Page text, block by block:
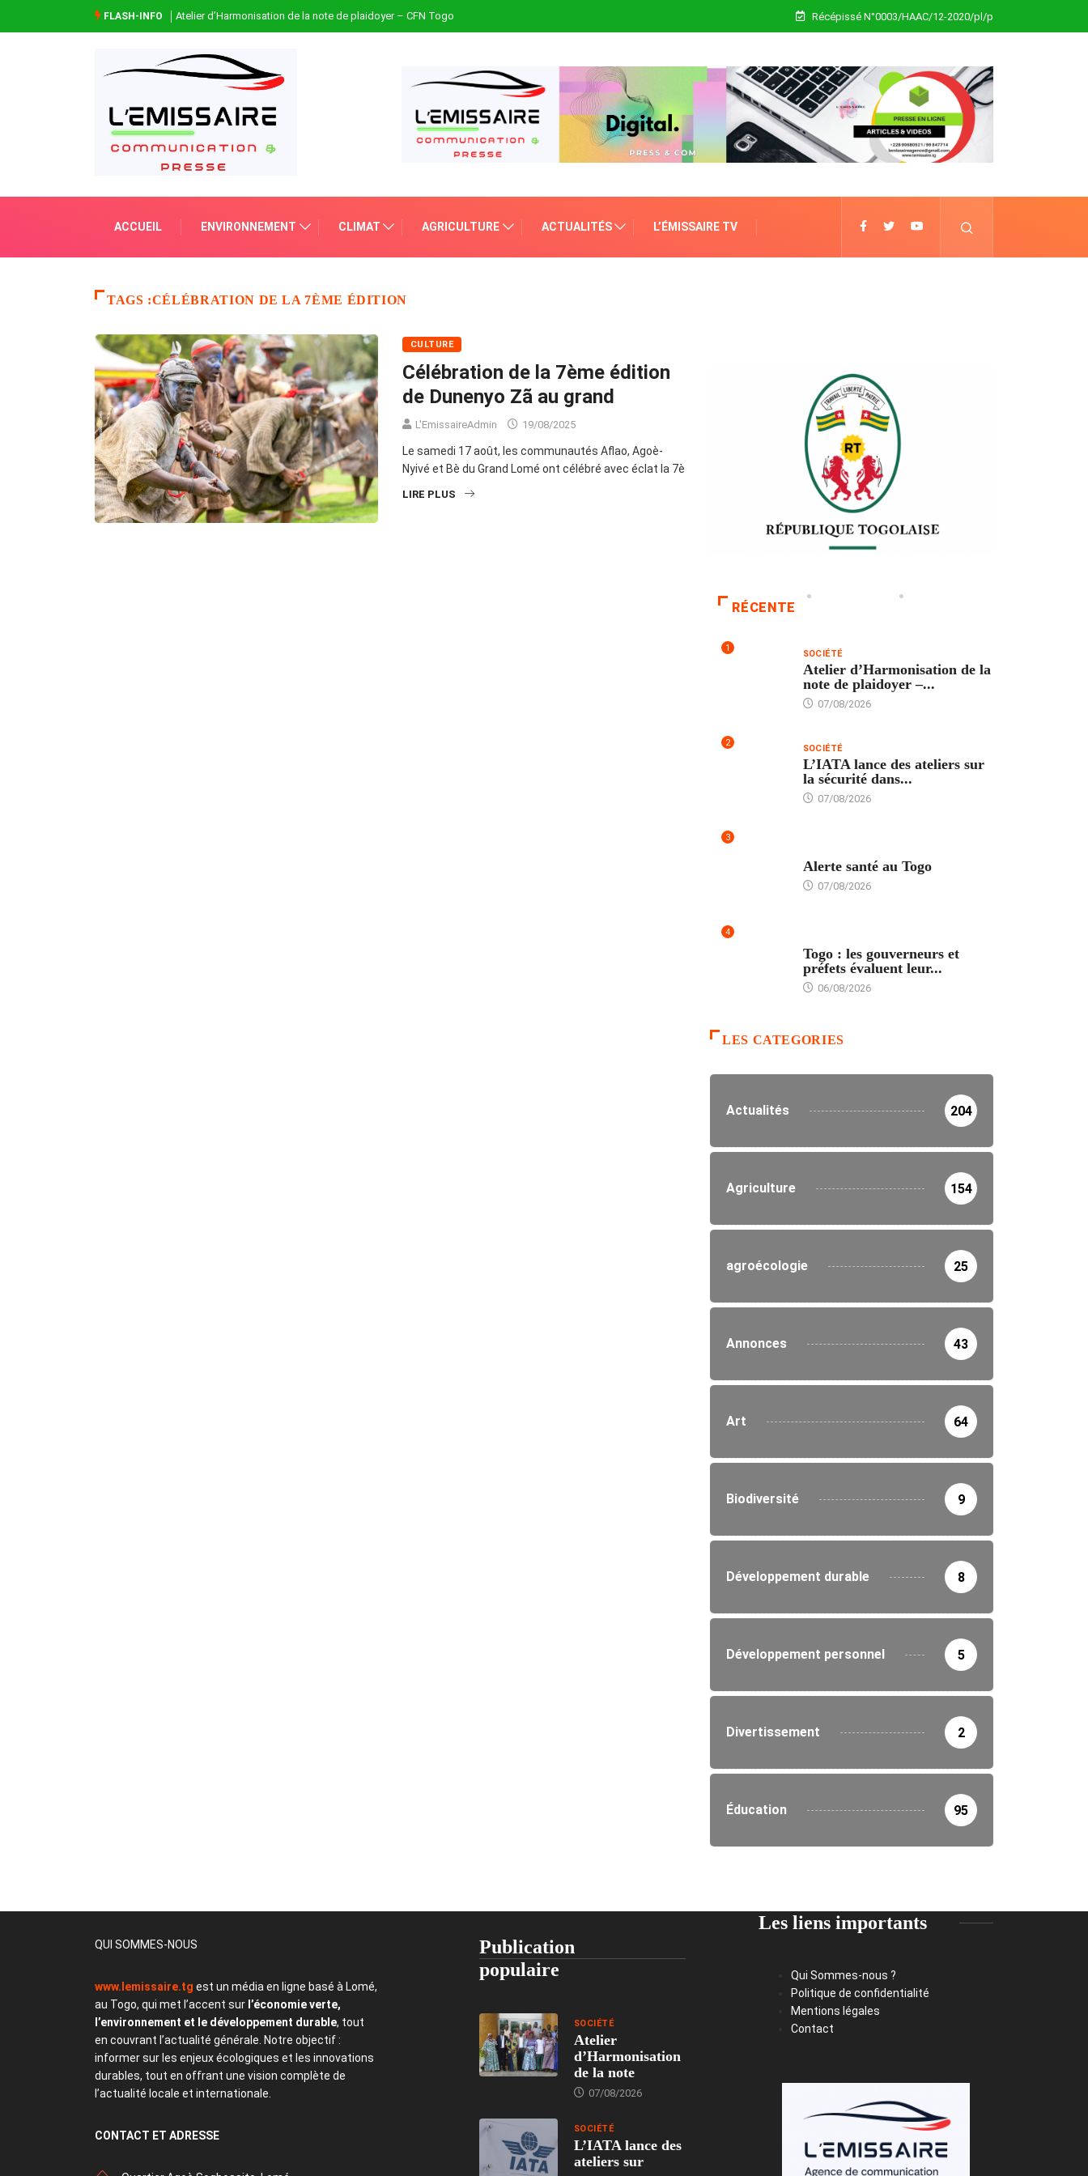
FLASH-INFO Atelier d’Harmonisation de la note de plaidoyer – CFN Togo Récépissé N°0003/HAAC/12-2020/pl/p
ACCUEIL ENVIRONNEMENT CLIMAT AGRICULTURE ACTUALITÉS L’ÉMISSAIRE TV
TAGS :CÉLÉBRATION DE LA 7ÈME ÉDITION
CULTURE
Célébration de la 7ème édition
de Dunenyo Zã au grand
L'EmissaireAdmin 19/08/2025
Le samedi 17 août, les communautés Aflao, Agoè-
Nyivé et Bè du Grand Lomé ont célébré avec éclat la 7è
LIRE PLUS
RÉCENTE
1 SOCIÉTÉ
Atelier d’Harmonisation de la
note de plaidoyer –...
07/08/2026
2 SOCIÉTÉ
L’IATA lance des ateliers sur
la sécurité dans...
07/08/2026
3
Alerte santé au Togo
07/08/2026
4
Togo : les gouverneurs et
préfets évaluent leur...
06/08/2026
LES CATEGORIES
Actualités 204
Agriculture 154
agroécologie 25
Annonces 43
Art 64
Biodiversité 9
Développement durable 8
Développement personnel 5
Divertissement 2
Éducation 95
QUI SOMMES-NOUS
www.lemissaire.tg est un média en ligne basé à Lomé,
au Togo, qui met l’accent sur l’économie verte,
l’environnement et le développement durable, tout
en couvrant l’actualité générale. Notre objectif :
informer sur les enjeux écologiques et les innovations
durables, tout en offrant une vision complète de
l’actualité locale et internationale.
CONTACT ET ADRESSE
Publication
populaire
SOCIÉTÉ
Atelier
d’Harmonisation
de la note
07/08/2026
SOCIÉTÉ
L’IATA lance des
ateliers sur
Les liens importants
Qui Sommes-nous ?
Politique de confidentialité
Mentions légales
Contact